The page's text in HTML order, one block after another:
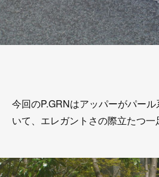
今回のP.GRNはアッパーがパー
いて、エレガントさの際立たつ一